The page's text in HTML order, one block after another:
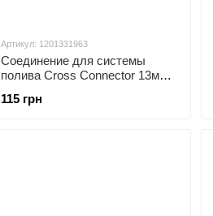
Артикул: 1201331963
Соединение для системы
полива Cross Connector 13мм -
115 грн